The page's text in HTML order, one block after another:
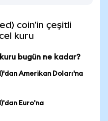
coin'in çeşitli
kuru
bugün ne kadar?
Amerikan Doları'na
Euro'na